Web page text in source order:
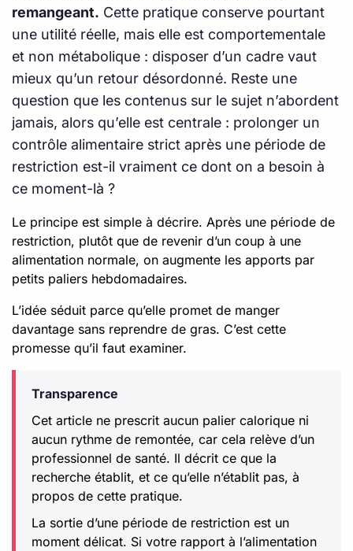
remangeant. Cette pratique conserve pourtant
une utilité réelle, mais elle est comportementale
et non métabolique : disposer d’un cadre vaut
mieux qu’un retour désordonné. Reste une
question que les contenus sur le sujet n’abordent
jamais, alors qu’elle est centrale : prolonger un
contrôle alimentaire strict après une période de
restriction est-il vraiment ce dont on a besoin à
ce moment-là ?
Le principe est simple à décrire. Après une période de
restriction, plutôt que de revenir d’un coup à une
alimentation normale, on augmente les apports par
petits paliers hebdomadaires.
L’idée séduit parce qu’elle promet de manger
davantage sans reprendre de gras. C’est cette
promesse qu’il faut examiner.
Transparence
Cet article ne prescrit aucun palier calorique ni
aucun rythme de remontée, car cela relève d’un
professionnel de santé. Il décrit ce que la
recherche établit, et ce qu’elle n’établit pas, à
propos de cette pratique.
La sortie d’une période de restriction est un
moment délicat. Si votre rapport à l’alimentation